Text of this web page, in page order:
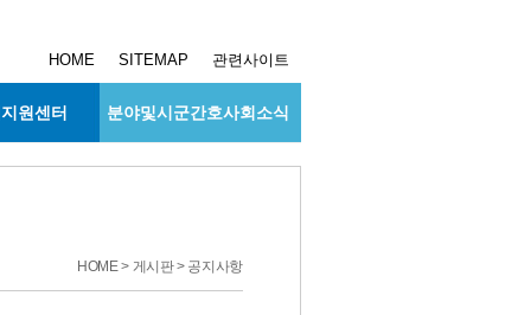
HOME SITEMAP 관련사이트
원센터 분야및시군간호사회소식
HOME > 게시판 > 공지사항